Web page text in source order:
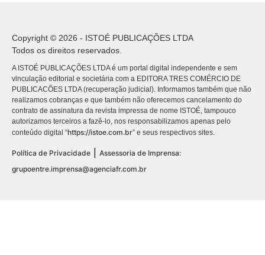
Copyright © 2026 - ISTOÉ PUBLICAÇÕES LTDA
Todos os direitos reservados.
A ISTOÉ PUBLICAÇÕES LTDA é um portal digital independente e sem
vinculação editorial e societária com a EDITORA TRES COMÉRCIO DE
PUBLICACÕES LTDA (recuperação judicial). Informamos também que não
realizamos cobranças e que também não oferecemos cancelamento do
contrato de assinatura da revista impressa de nome ISTOÉ, tampouco
autorizamos terceiros a fazê-lo, nos responsabilizamos apenas pelo
conteúdo digital “https://istoe.com.br” e seus respectivos sites.
Política de Privacidade
Assessoria de Imprensa:
grupoentre.imprensa@agenciafr.com.br